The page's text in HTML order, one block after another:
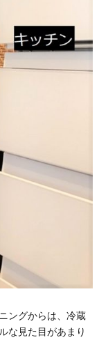
ングからは、冷蔵
な見た目があまり